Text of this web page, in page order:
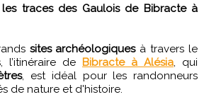
les traces des Gaulois de Bibracte à
sites archéologiquesà travers le
l’itinéraire de
Bibracte à Alésia, qui
, est idéal pour les randonneurs
de nature et d'histoire.